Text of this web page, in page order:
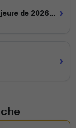
de 2026
›
›